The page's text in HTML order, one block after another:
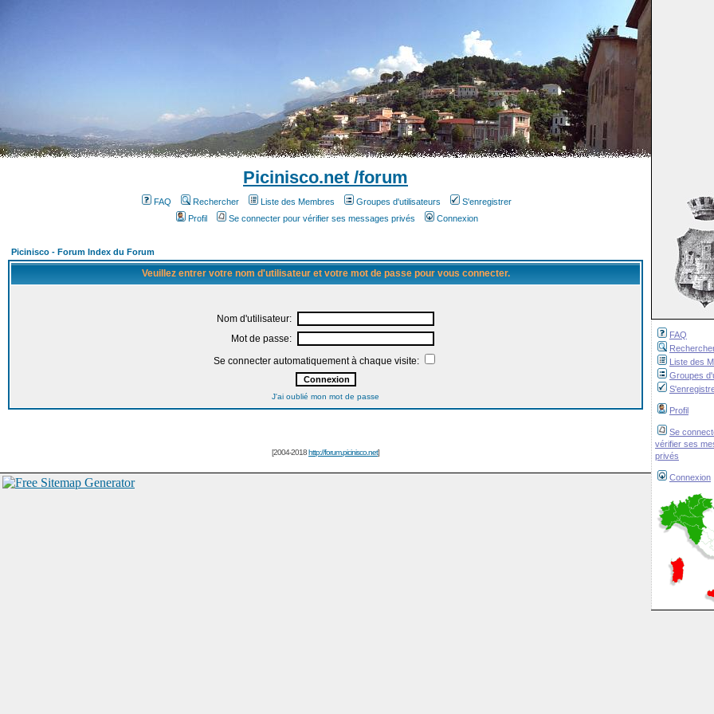
FAQ
Liste des
Groupes
Profil
Se
vérifier ses
privés
Connexion
Picinisco.net /forum
FAQ Rechercher Liste des Membres Groupes d'utilisateurs
S'enregistrer
Profil
Se connecter pour vérifier ses messages privés Connexion
Picinisco - Forum Index du Forum
Veuillez entrer votre nom d'utilisateur et votre mot de passe pour vous connecter.
Nom d'utilisateur:
Mot de passe:
Se connecter automatiquement à chaque visite:
J'ai oublié mon mot de passe
[2004-2018http://forum.picinisco.net]